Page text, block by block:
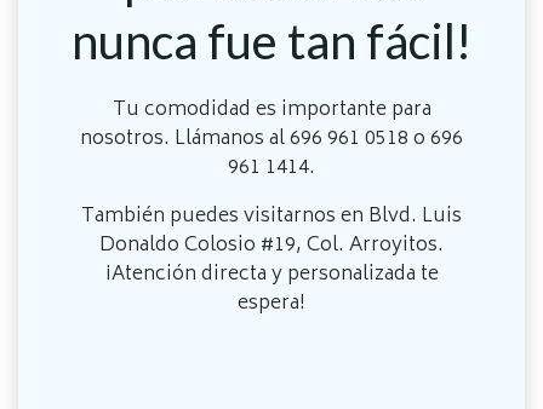
nunca fue tan fácil!
Tu comodidad es importante para
nosotros. Llámanos al 696 961 0518 o 696
961 1414.
También puedes visitarnos en Blvd. Luis
Donaldo Colosio #19, Col. Arroyitos.
¡Atención directa y personalizada te
espera!